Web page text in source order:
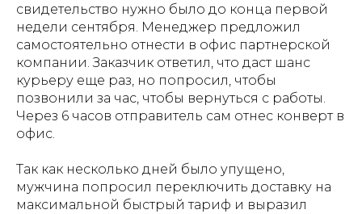
свидетельство нужно было до конца первой
недели сентября. Менеджер предложил
самостоятельно отнести в офис партнерской
компании. Заказчик ответил, что даст шанс
курьеру еще раз, но попросил, чтобы
позвонили за час, чтобы вернуться с работы.
Через 6 часов отправитель сам отнес конверт в
офис.
Так как несколько дней было упущено,
мужчина попросил переключить доставку на
максимальной быстрый тариф и выразил